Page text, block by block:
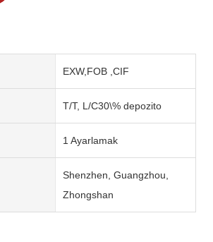
EXW,FOB ,CIF
T/T, L/C30\% depozito
1 Ayarlamak
Shenzhen, Guangzhou,
Zhongshan